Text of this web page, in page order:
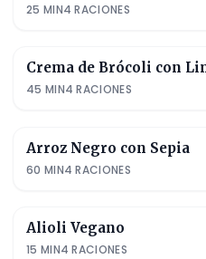
25 MIN4 RACIONES
Crema de Brócoli con
45 MIN4 RACIONES
Arroz Negro con Sepia
60 MIN4 RACIONES
Alioli Vegano
15 MIN4 RACIONES